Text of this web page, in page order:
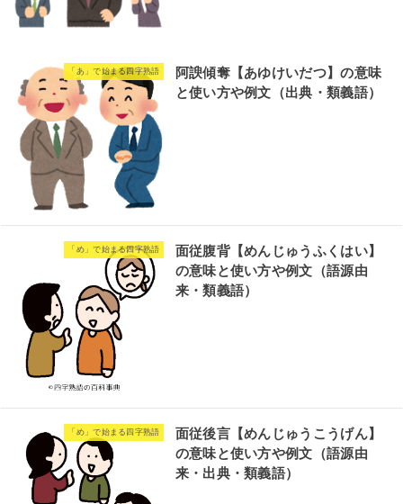
「あ」で始まる四字熟語
阿諛傾奪【あゆけいだつ】の意味
と使い方や例文（出典・類義語）
「め」で始まる四字熟語
面従腹背【めんじゅうふくはい】
の意味と使い方や例文（語源由
来・類義語）
「め」で始まる四字熟語
面従後言【めんじゅうこうげん】
の意味と使い方や例文（語源由
来・出典・類義語）